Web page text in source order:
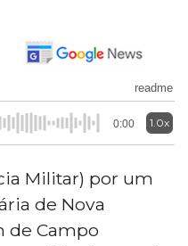
readme
0:00 1.0x
Militar) por um
de Nova
de Campo